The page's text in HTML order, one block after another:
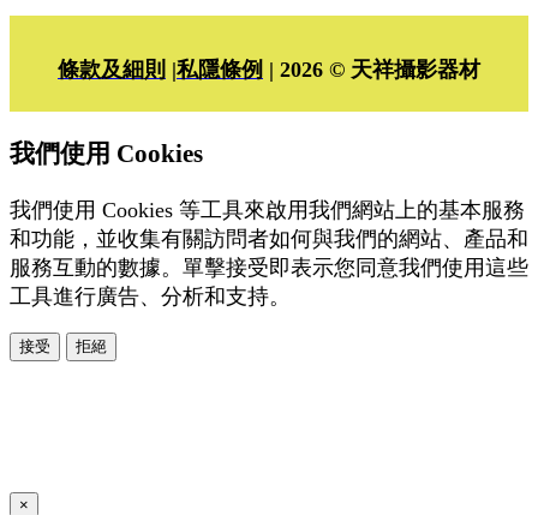
條款及細則 |私隱條例 | 2026 © 天祥攝影器材
我們使用 Cookies
我們使用 Cookies 等工具來啟用我們網站上的基本服務
和功能，並收集有關訪問者如何與我們的網站、產品和
服務互動的數據。單擊接受即表示您同意我們使用這些
工具進行廣告、分析和支持。
接受 拒絕
×